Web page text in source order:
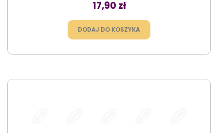
Cena
17,90 zł
DODAJ DO KOSZYKA